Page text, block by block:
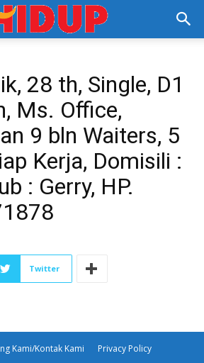
28 th, Single, D1
Ms. Office,
9 bln Waiters, 5
Kerja, Domisili :
: Gerry, HP.
Twitter
Kami/Kontak Kami Privacy Policy